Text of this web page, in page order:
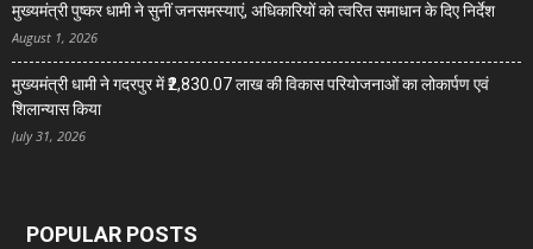
मुख्यमंत्री पुष्कर धामी ने सुनीं जनसमस्याएं, अधिकारियों को त्वरित समाधान के दिए निर्देश
August 1, 2026
मुख्यमंत्री धामी ने गदरपुर में ₹2,830.07 लाख की विकास परियोजनाओं का लोकार्पण एवं
शिलान्यास किया
July 31, 2026
POPULAR POSTS